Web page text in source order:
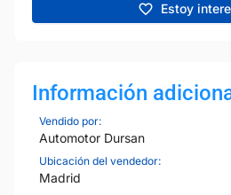
Estoy
Información
Vendido por:
Automotor Dursan
Ubicación del vendedor:
Madrid